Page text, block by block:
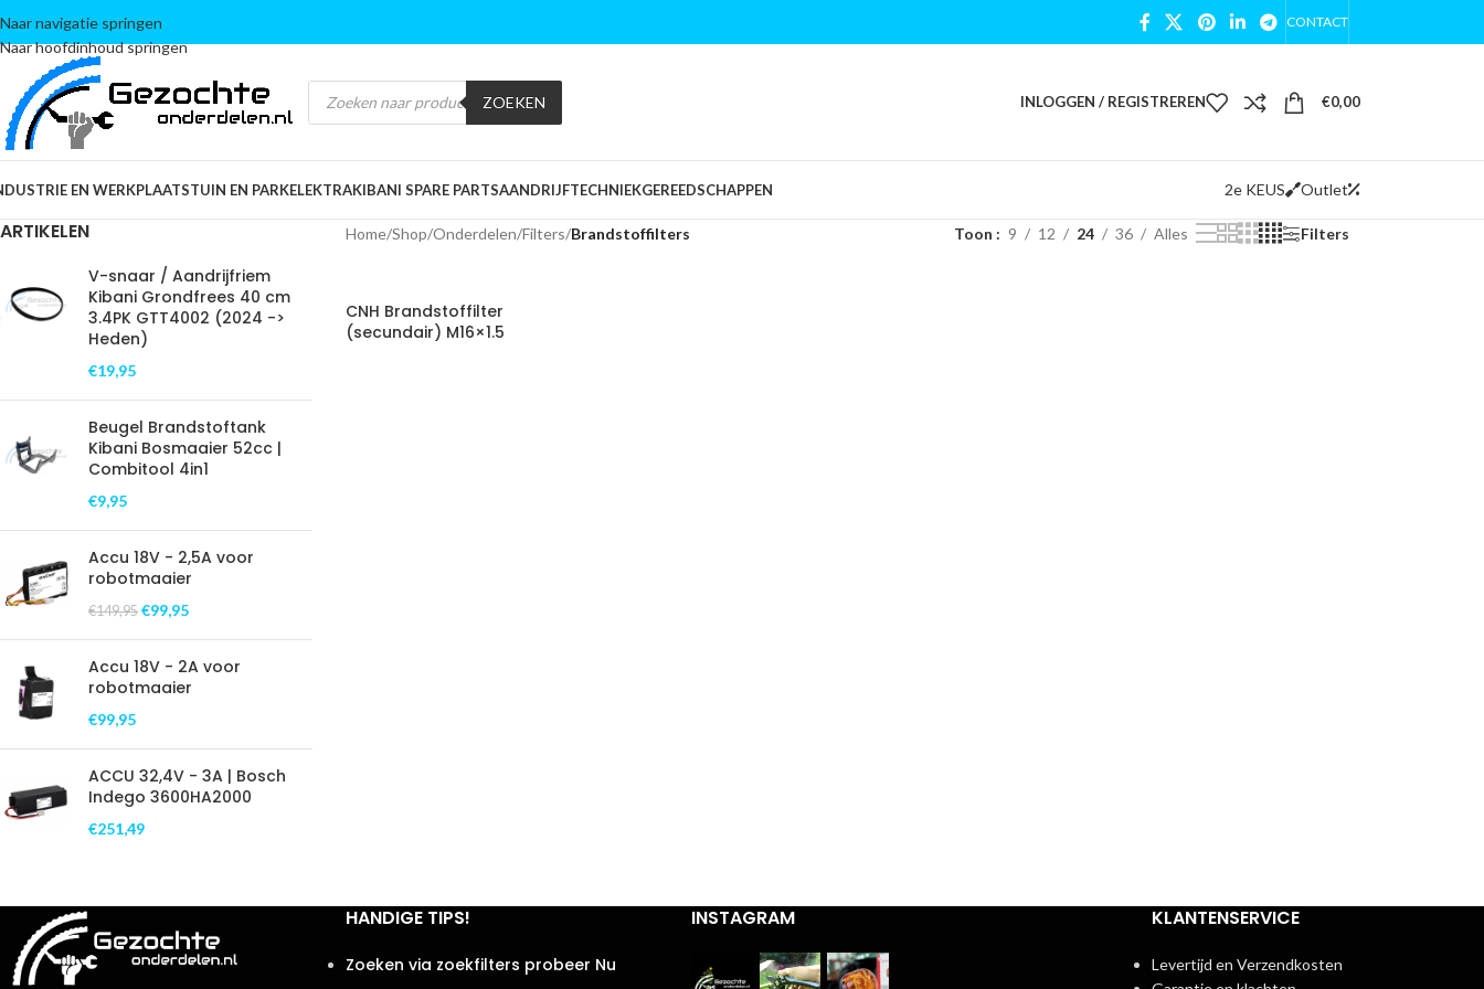
Naar navigatie springen
Naar hoofdinhoud springen
CONTACT
ZOEKEN INLOGGEN / REGISTREREN €0,00
EN WERKPLAATSTUIN EN PARKELEKTRAKIBANI SPARE PARTSAANDRIJFTECHNIEKGEREEDSCHAPPEN 2e KEUS Outlet
ARTIKELEN
V-snaar / Aandrijfriem
Kibani Grondfrees 40 cm
3.4PK GTT4002 (2024 ->
Heden)
€19,95
Beugel Brandstoftank
Kibani Bosmaaier 52cc |
Combitool 4in1
€9,95
Accu 18V - 2,5A voor
robotmaaier
€149,95 €99,95
Accu 18V - 2A voor
robotmaaier
€99,95
ACCU 32,4V - 3A | Bosch
Indego 3600HA2000
€251,49
Home/Shop/Onderdelen/Filters/Brandstoffilters Toon 9 12 24 36 Alles Filters
CNH Brandstoffilter
(secundair) M16×1.5
HANDIGE TIPS!
Zoeken via zoekfilters probeer Nu
INSTAGRAM KLANTENSERVICE
Levertijd en Verzendkosten